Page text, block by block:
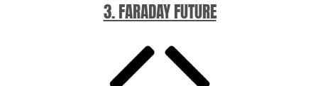
3. FARADAY FUTURE